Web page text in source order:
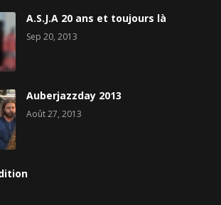
A.S.J.A 20 ans et toujours là
Sep 20, 2013
Auberjazzday 2013
Août 27, 2013